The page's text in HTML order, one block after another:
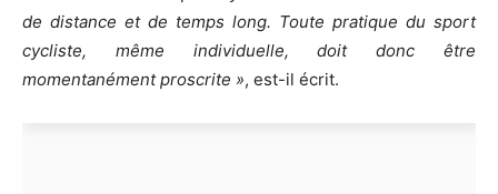
de distance et de temps long. Toute pratique du sport
cycliste, même individuelle, doit donc être
momentanément proscrite », est-il écrit.